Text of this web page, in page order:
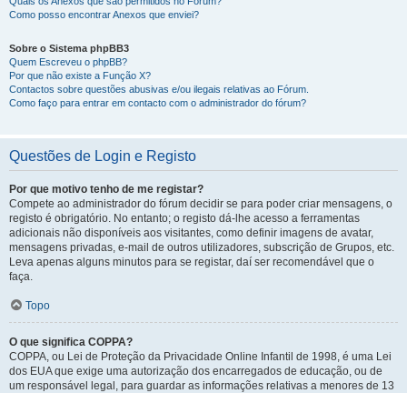
Como posso encontrar Anexos que enviei?
Sobre o Sistema phpBB3
Quem Escreveu o phpBB?
Por que não existe a Função X?
Contactos sobre questões abusivas e/ou ilegais relativas ao Fórum.
Como faço para entrar em contacto com o administrador do fórum?
Questões de Login e Registo
Por que motivo tenho de me registar?
Compete ao administrador do fórum decidir se para poder criar mensagens, o
registo é obrigatório. No entanto; o registo dá-lhe acesso a ferramentas
adicionais não disponíveis aos visitantes, como definir imagens de avatar,
mensagens privadas, e-mail de outros utilizadores, subscrição de Grupos, etc.
Leva apenas alguns minutos para se registar, daí ser recomendável que o
faça.
Topo
O que significa COPPA?
COPPA, ou Lei de Proteção da Privacidade Online Infantil de 1998, é uma Lei
dos EUA que exige uma autorização dos encarregados de educação, ou de
um responsável legal, para guardar as informações relativas a menores de 13